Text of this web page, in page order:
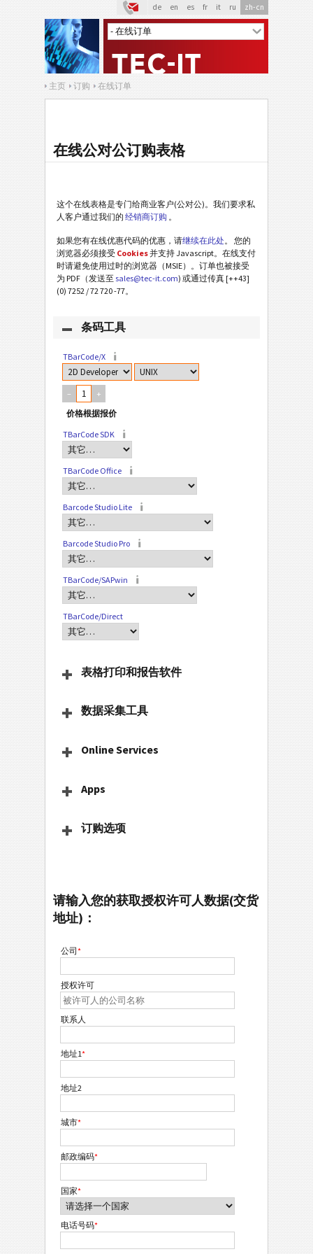
de en es fr it ru zh-cn
主页 订购 在线订单
在线公对公订购表格
这个在线表格是专门给商业客户(公对公)。我们要求私
人客户通过我们的 经销商订购 。
如果您有在线优惠代码的优惠，请继续在此处。 您的
浏览器必须接受 Cookies并支持 Javascript。在线支付
时请避免使用过时的浏览器（MSIE）。订单也被接受
为 PDF（发送至 sales@tec-it.com) 或通过传真 [++43]
(0) 7252 / 72 720 -77。
条码工具
TBarCode/X
– +
TBarCode SDK
TBarCode Office
Barcode Studio Lite
Barcode Studio Pro
TBarCode/SAPwin
TBarCode/Direct
表格打印和报告软件
数据采集工具
Online Services
Apps
订购选项
请输入您的获取授权许可人数据(交货
地址)：
公司*
授权许可
联系人
地址1*
地址2
城市*
邮政编码*
国家*
电话号码*